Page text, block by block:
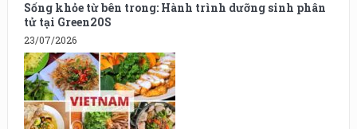
Sống khỏe từ bên trong: Hành trình dưỡng sinh phân
tử tại Green20S
23/07/2026